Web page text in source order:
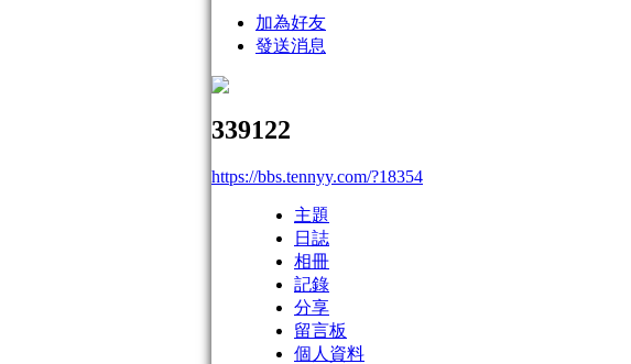
加為好友
發送消息
339122
https://bbs.tennyy.com/?18354
主題
日誌
相冊
記錄
分享
留言板
個人資料